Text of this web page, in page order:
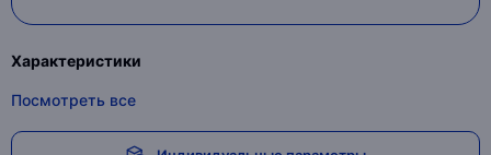
Характеристики
Посмотреть все